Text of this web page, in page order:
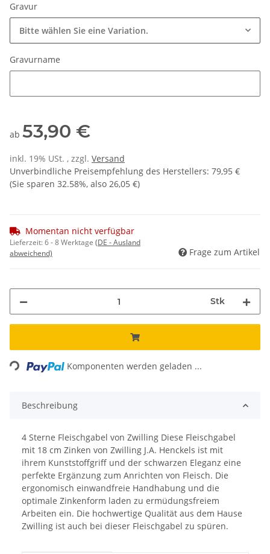
Gravur
Bitte wählen Sie eine Variation.
Gravurname
ab 53,90 €
inkl. 19% USt. , zzgl. Versand
Unverbindliche Preisempfehlung des Herstellers: 79,95 €
(Sie sparen 32.58%, also 26,05 €)
Momentan nicht verfügbar
Lieferzeit:6 - 8 Werktage (DE - Ausland
abweichend)
Frage zum Artikel
Stk
Komponenten werden geladen ...
Beschreibung
4 Sterne Fleischgabel von Zwilling Diese Fleischgabel
mit 18 cm Zinken von Zwilling J.A. Henckels ist mit
ihrem Kunststoffgriff und der schwarzen Eleganz eine
perfekte Ergänzung zum Anrichten von Fleisch. Die
ergonomisch einwandfreie Handhabung und die
optimale Zinkenform laden zu ermüdungsfreiem
Arbeiten ein. Die hochwertige Qualität aus dem Hause
Zwilling ist auch bei dieser Fleischgabel zu spüren.